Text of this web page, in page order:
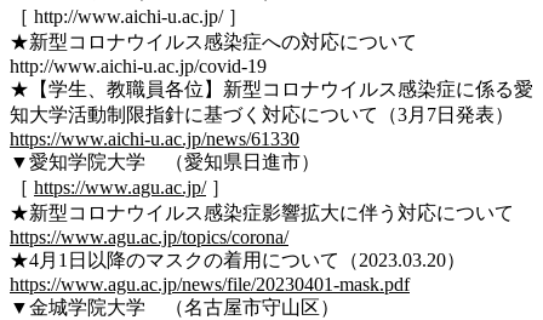
［ http://www.aichi-u.ac.jp/ ］
★新型コロナウイルス感染症への対応について
http://www.aichi-u.ac.jp/covid-19
★【学生、教職員各位】新型コロナウイルス感染症に係る愛
知大学活動制限指針に基づく対応について（3月7日発表）
https://www.aichi-u.ac.jp/news/61330
▼愛知学院大学 （愛知県日進市）
［ https://www.agu.ac.jp/］
★新型コロナウイルス感染症影響拡大に伴う対応について
https://www.agu.ac.jp/topics/corona/
★4⽉1⽇以降のマスクの着⽤について（2023.03.20）
https://www.agu.ac.jp/news/file/20230401-mask.pdf
▼金城学院大学 （名古屋市守山区）